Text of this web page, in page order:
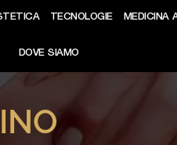
TECNOLOGIE MEDICINA
DOVE SIAMO